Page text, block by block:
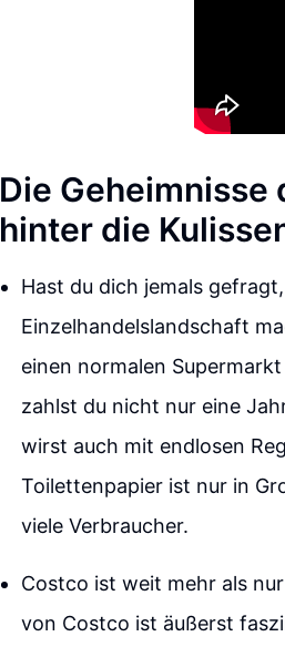
Die Geheimnisse
hinter die
Hast du dich jemals
Einzelhandelslandschaft
einen normalen
zahlst du nicht nur eine
wirst auch mit endlosen
Toilettenpapier ist nur in
viele Verbraucher.
Costco ist weit mehr als
von Costco ist äußerst